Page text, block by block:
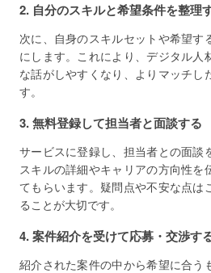
2. 自分のスキルと希望条件を整理
次に、自身のスキルセットや希望す
にします。これにより、デジタル人
な話がしやすくなり、よりマッチし
す。
3. 無料登録して担当者と面談する
サービスに登録し、担当者との面談
スキルの詳細やキャリアの方向性を
てもらいます。疑問点や不安な点は
ることが大切です。
4. 案件紹介を受けて応募・交渉す
紹介された案件の中から希望に合う